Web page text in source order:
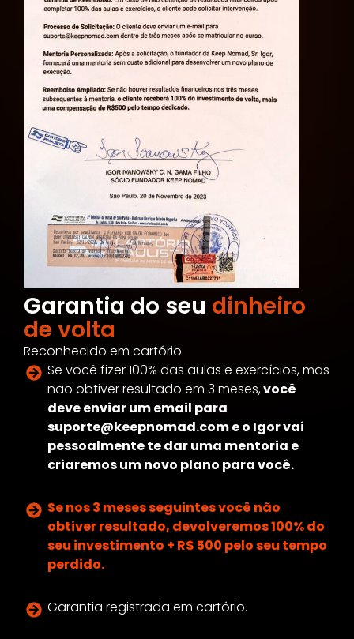
Garantia do seu dinheiro
de volta
Reconhecido em cartório
Se você fizer 100% das aulas e exercícios, mas
não obtiver resultado em 3 meses,você
deve enviar um email para
suporte@keepnomad.come o Igor vai
pessoalmente te dar uma mentoria e
criaremos um novo plano para você.
Se nos 3 meses seguintes você não
obtiver resultado, devolveremos 100% do
seu investimento + R$ 500 pelo seu tempo
perdido.
Garantia registrada em cartório.